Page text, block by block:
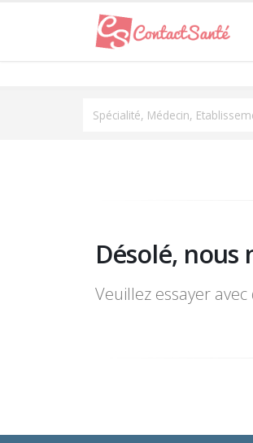
Spécialité, Médecin,
Désolé,
Veuillez essayer